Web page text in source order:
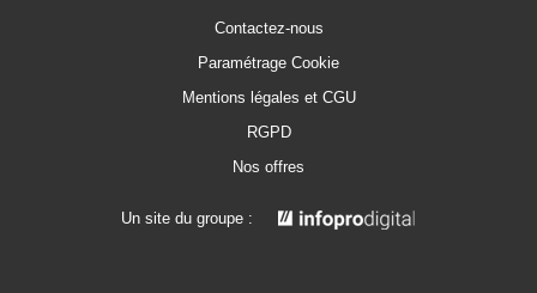
Contactez-nous
Paramétrage Cookie
Mentions légales et CGU
RGPD
Nos offres
Un site du groupe :